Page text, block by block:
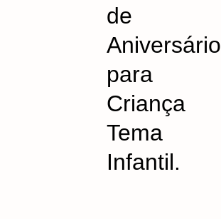
de
Aniversário
para
Criança
Tema
Infantil.